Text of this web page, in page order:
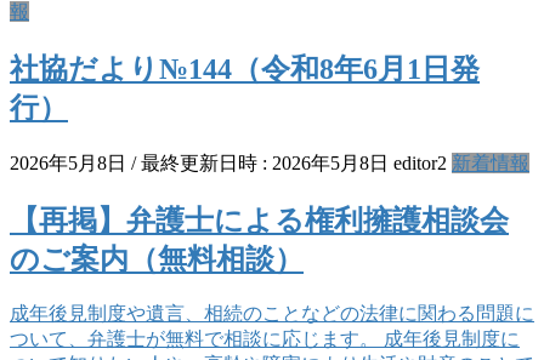
報
社協だより№144（令和8年6月1日発
行）
2026年5月8日 / 最終更新日時 : 2026年5月8日 editor2 新着情報
【再掲】弁護士による権利擁護相談会
のご案内（無料相談）
成年後見制度や遺言、相続のことなどの法律に関わる問題に
ついて、弁護士が無料で相談に応じます。 成年後見制度に